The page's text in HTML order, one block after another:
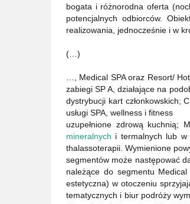
bogata i różnorodna oferta
potencjalnych odbiorców.
realizowania, jednocześnie i w
(…)
…, Medical SPA oraz Resort/
zabiegi SP A, działające na
dystrybucji kart członkowskich;
usługi SPA, wellness i fitness
uzupełnione zdrową kuchnią;
mineralnych i termalnych lub w
thalassoterapii. Wymienione
segmentów może następować
należące do segmentu
estetyczna) w otoczeniu
tematycznych i biur podróży